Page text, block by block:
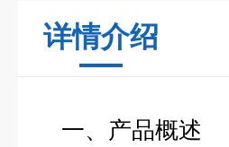
详情介绍
一、产品概述